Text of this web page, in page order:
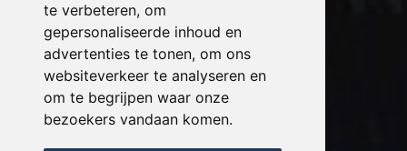
te verbeteren, om
gepersonaliseerde inhoud en
advertenties te tonen, om ons
websiteverkeer te analyseren en
om te begrijpen waar onze
bezoekers vandaan komen.